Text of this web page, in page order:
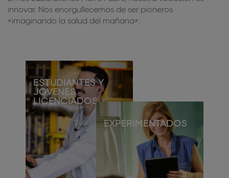
innovar. Nos enorgullecemos de ser pioneros
«imaginando la salud del mañana».
ESTUDIANTES Y
JÓVENES
LICENCIADOS
EXPERIMENTADOS